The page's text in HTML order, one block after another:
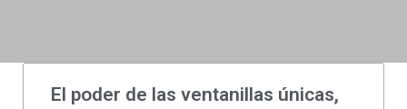
El poder de las ventanillas únicas,